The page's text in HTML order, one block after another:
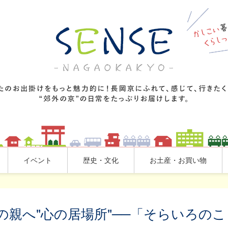
イベント 歴史・文化 お土産・お買い物
親へ"心の居場所"──「そらいろのこ